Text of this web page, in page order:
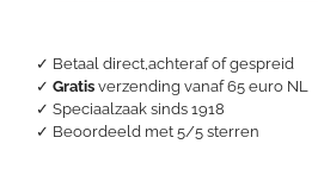
✓ Betaal direct,achteraf of gespreid
✓ Gratis verzending vanaf 65 euro NL
✓ Speciaalzaak sinds 1918
✓ Beoordeeld met 5/5 sterren